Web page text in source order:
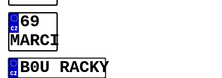
69
MARCI
B0U RACKY